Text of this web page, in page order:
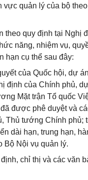
quản lý của bộ
theo quy định tại Nghị
năng, nhiệm vụ,
hạn cụ thể sau đây:
của Quốc hội, dự
định của Chính phủ,
Mặt trận Tổ quốc
được phê duyệt và
Thủ tướng Chính
dài hạn, trung hạn,
Bộ Nội vụ quản lý.
chỉ thị và các văn